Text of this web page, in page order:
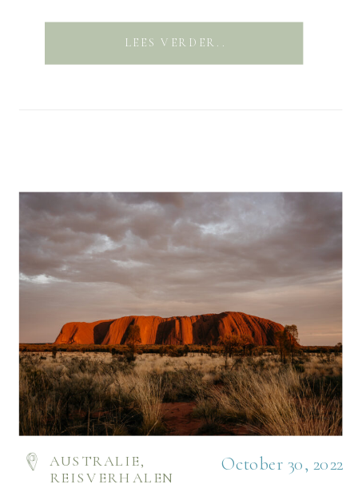
LEES VERDER..
AUSTRALIE,
REISVERHALEN
October 30, 2022